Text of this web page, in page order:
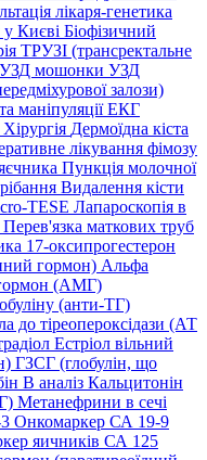
лікаря-генетика
Києві Біофізичний
ТРУЗІ (трансректальне
УЗД мошонки УЗД
залози)
маніпуляціїЕКГ
Хірургія Дермоїдна кіста
лікування фімозу
Пункція молочної
Видалення кісти
TESE Лапароскопія в
Перев'язка маткових труб
17-оксипрогестерон
гормон) Альфа
(АМГ)
(анти-ТГ)
до тіреопероксідази (АТ
Естріол вільний
ГЗСГ (глобулін, що
B аналіз Кальцитонін
Метанефрини в сечі
Онкомаркер СА 19-9
яичників СА 125